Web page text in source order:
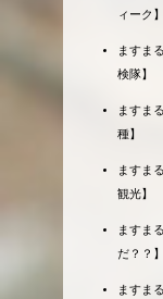
ィーク】
ますま
検隊】
ますま
種】
ますま
観光】
ますま
だ？？】
ますま